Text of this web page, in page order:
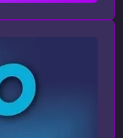
в ходе
Golang. Вы
проект,